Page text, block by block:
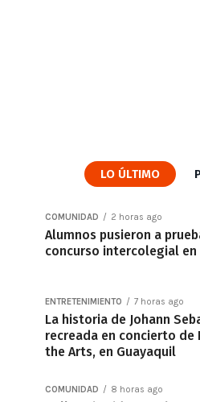
LO ÚLTIMO
COMUNIDAD 2 horas ago
Alumnos pusieron a
concurso intercolegial en
ENTRETENIMIENTO 7 horas ago
La historia de Johann
recreada en concierto de
the Arts, en Guayaquil
COMUNIDAD 8 horas ago